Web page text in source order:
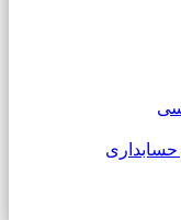
حسابداری